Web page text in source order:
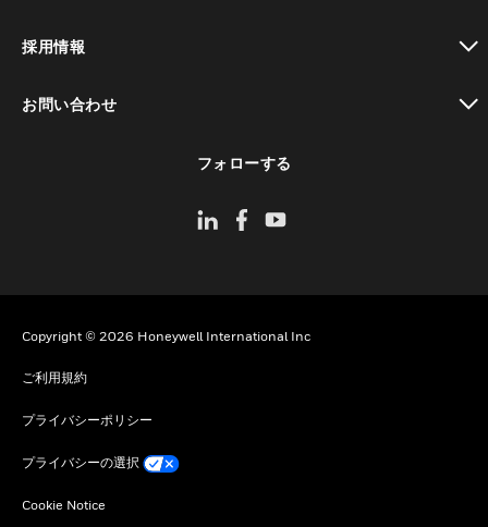
採用情報
お問い合わせ
フォローする
Copyright © 2026 Honeywell International Inc
ご利用規約
プライバシーポリシー
プライバシーの選択
Cookie Notice